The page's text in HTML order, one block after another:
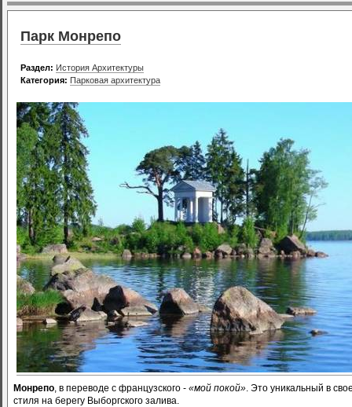
Парк Монрепо
Раздел: История Архитектуры
Категория: Парковая архитектура
Монрепо , в переводе с французского - «мой покой» . Это уникальный в
стиля на берегу Выборгского залива.